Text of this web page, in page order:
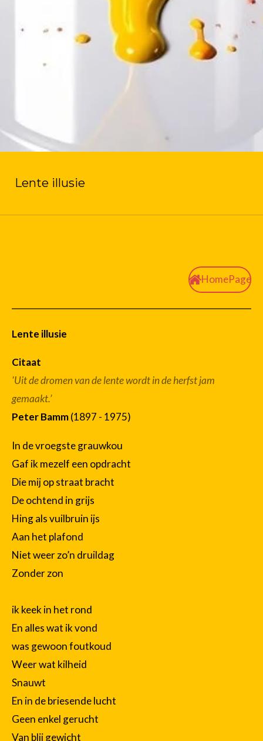
Lente illusie
HomePage
Lente illusie
Citaat
'Uit de dromen van de lente wordt in de herfst jam
gemaakt.’
Peter Bamm(1897 - 1975)
In de vroegste grauwkou
Gaf ik mezelf een opdracht
Die mij op straat bracht
De ochtend in grijs
Hing als vuilbruin ijs
Aan het plafond
Niet weer zo’n druildag
Zonder zon
ik keek in het rond
En alles wat ik vond
was gewoon foutkoud
Weer wat kilheid
Snauwt
En in de briesende lucht
Geen enkel gerucht
Van blij gewicht